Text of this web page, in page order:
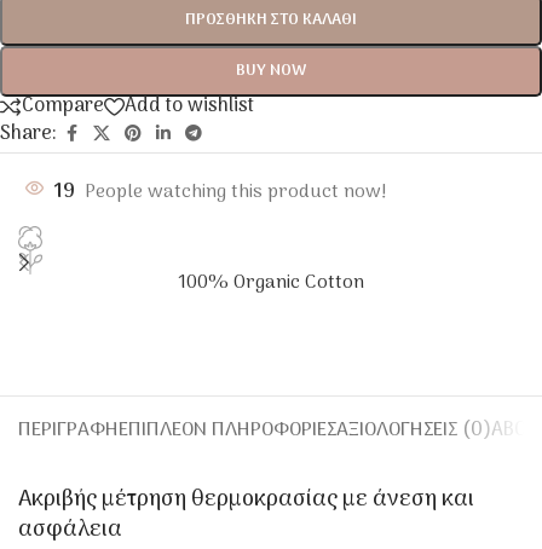
ΠΡΟΣΘΉΚΗ ΣΤΟ ΚΑΛΆΘΙ
BUY NOW
Compare
Add to wishlist
Share:
19 People watching this product now!
100% Organic Cotton
ΠΕΡΙΓΡΑΦΉΕΠΙΠΛΈΟΝ ΠΛΗΡΟΦΟΡΊΕΣΑΞΙΟΛΟΓΉΣΕΙΣ (0)
Ακριβής μέτρηση θερμοκρασίας με άνεση και
ασφάλεια